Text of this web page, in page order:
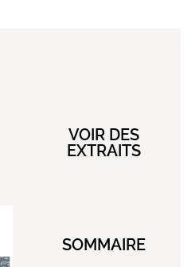
VOIR DES
EXTRAITS
SOMMAIRE